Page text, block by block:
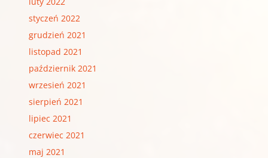
styczeń 2022
grudzień 2021
listopad 2021
październik 2021
wrzesień 2021
sierpień 2021
lipiec 2021
czerwiec 2021
maj 2021